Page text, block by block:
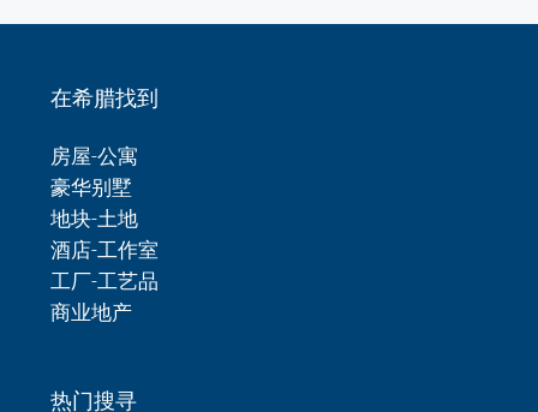
在希腊找到
房屋-公寓
豪华别墅
地块-土地
酒店-工作室
工厂-工艺品
商业地产
热门搜寻